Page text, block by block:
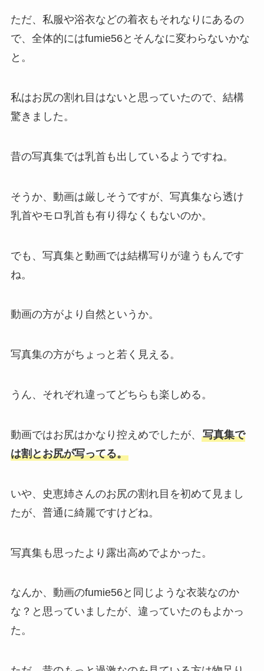
ただ、私服や浴衣などの着衣もそれなりにあるの
で、全体的にはfumie56とそんなに変わらないかな
と。
私はお尻の割れ目はないと思っていたので、結構
驚きました。
昔の写真集では乳首も出しているようですね。
そうか、動画は厳しそうですが、写真集なら透け
乳首やモロ乳首も有り得なくもないのか。
でも、写真集と動画では結構写りが違うもんです
ね。
動画の方がより自然というか。
写真集の方がちょっと若く見える。
うん、それぞれ違ってどちらも楽しめる。
動画ではお尻はかなり控えめでしたが、 写真集で
は割とお尻が写ってる。
いや、史恵姉さんのお尻の割れ目を初めて見まし
たが、普通に綺麗ですけどね。
写真集も思ったより露出高めでよかった。
なんか、動画のfumie56と同じような衣装なのか
な？と思っていましたが、違っていたのもよかっ
た。